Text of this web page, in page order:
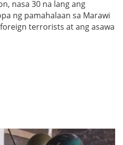
nasa 30 na lang ang
ng pamahalaan sa Marawi
terrorists at ang asawa